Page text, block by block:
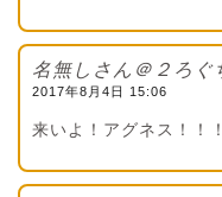
名無しさん＠２ろぐ
2017年8月4日 15:06
来いよ！アグネス！！